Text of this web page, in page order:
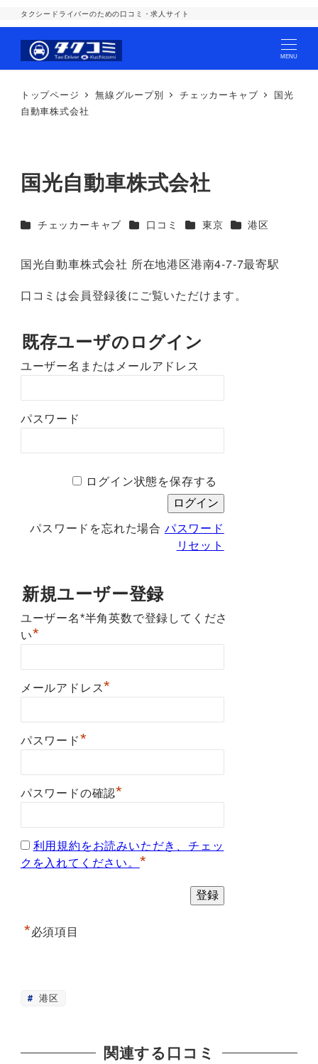
タクシードライバーのための口コミ・求人サイト
MENU
トップページ 無線グループ別 チェッカーキャブ
国光
自動車株式会社
国光自動車株式会社
カテゴリー
チェッカーキャブ カテゴリー
口コミ カテゴリー
東京 カテゴリー
港区
国光自動車株式会社 所在地港区港南4-7-7最寄駅
口コミは会員登録後にご覧いただけます。
既存ユーザのログイン
ユーザー名またはメールアドレス
パスワード
ログイン状態を保存する
パスワードを忘れた場合 パスワード
リセット
新規ユーザー登録
ユーザー名*半角英数で登録してくださ
い*
メールアドレス*
パスワード*
パスワードの確認*
利用規約をお読みいただき、チェッ
クを入れてください。 *
*必須項目
港区
関連する口コミ